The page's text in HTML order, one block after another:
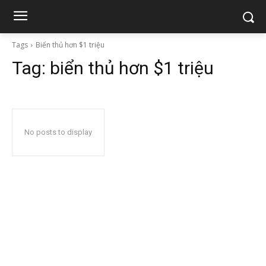
Tags Biển thủ hơn $1 triệu
Tag: biển thủ hơn $1 triệu
No posts to display